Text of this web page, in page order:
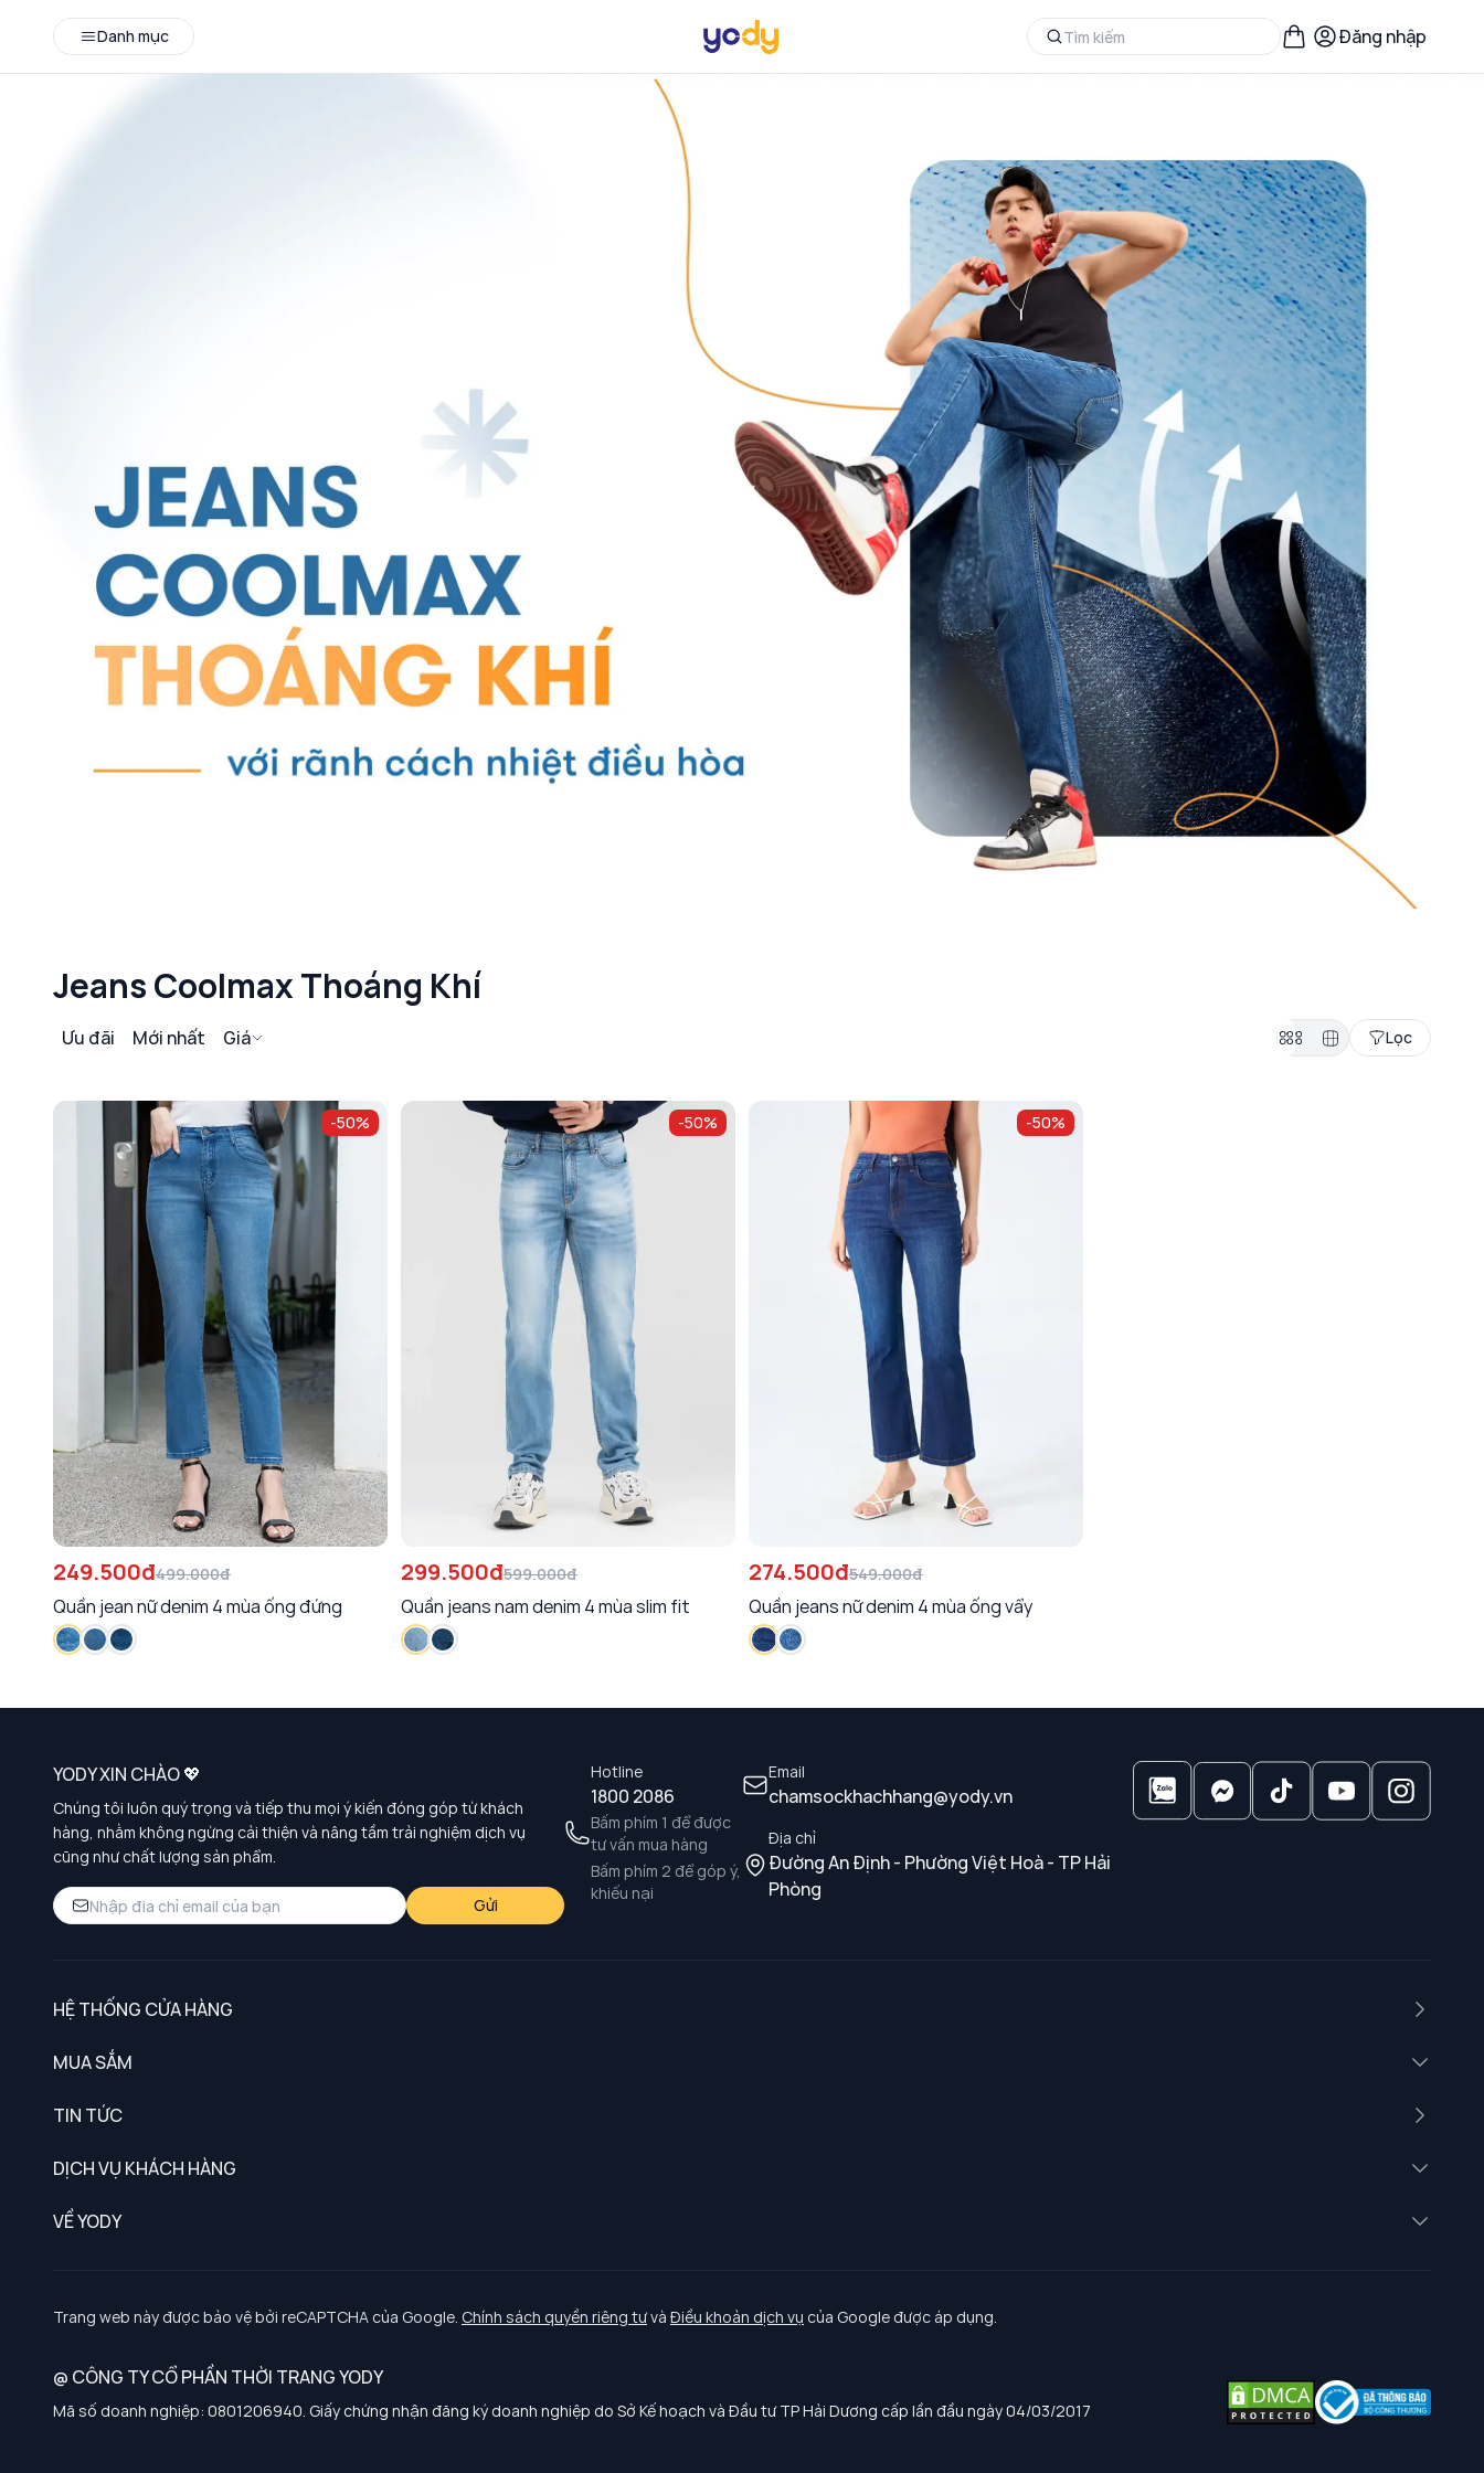
Danh mục Đăng nhập
Jeans Coolmax Thoáng Khí
Ưu đãi Mới nhất Giá Lọc
-50%
249.500đ499.000đ
Quần jean nữ denim 4 mùa ống đứng
-50%
299.500đ599.000đ
Quần jeans nam denim 4 mùa slim fit
-50%
274.500đ549.000đ
Quần jeans nữ denim 4 mùa ống vẩy
Hotline
1800 2086
Bấm phím 1 để được
tư vấn mua hàng
Bấm phím 2 để góp ý,
khiếu nại
Email
chamsockhachhang@yody.vn
Địa chỉ
Đường An Định - Phường Việt Hoà - TP Hải
Phòng
YODY XIN CHÀO 💖
Chúng tôi luôn quý trọng và tiếp thu mọi ý kiến đóng góp từ khách
hàng, nhằm không ngừng cải thiện và nâng tầm trải nghiệm dịch vụ
cũng như chất lượng sản phẩm.
Gửi
HỆ THỐNG CỬA HÀNG
MUA SẮM
TIN TỨC
DỊCH VỤ KHÁCH HÀNG
Chính sách khách hàng thân thiết
Chính sách bảo vệ dữ liệu cá nhân
Chính sách thanh toán, giao nhận
Chính sách chất lượng và an toàn sức khoẻ nghề nghiệp
VỀ YODY
Tuyển dụng
Trang web này được bảo vệ bởi reCAPTCHA của Google. Chính sách quyền riêng tưvà Điều khoản dịch vụ của Google được áp dụng.
@ CÔNG TY CỔ PHẦN THỜI TRANG YODY
Mã số doanh nghiệp: 0801206940. Giấy chứng nhận đăng ký doanh nghiệp do Sở Kế hoạch và Đầu tư TP Hải Dương cấp lần đầu ngày 04/03/2017